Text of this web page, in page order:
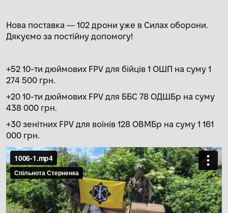
Нова поставка — 102 дрони уже в Силах оборони.
Дякуємо за постійну допомогу!
+52 10-ти дюймових FPV для бійців 1 ОШП на суму 1
274 500 грн.
+20 10-ти дюймових FPV для ББС 78 ОДШБр на суму
438 000 грн.
+30 зенітних FPV для воїнів 128 ОВМБр на суму 1 161
000 грн.